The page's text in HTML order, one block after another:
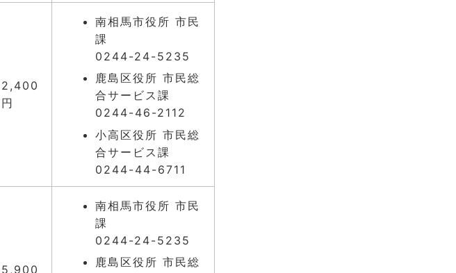
2,400
円
南相馬市役所 市民
課
0244-24-5235
鹿島区役所 市民総
合サービス課
0244-46-2112
小高区役所 市民総
合サービス課
0244-44-6711
5,900
南相馬市役所 市民
課
0244-24-5235
鹿島区役所 市民総